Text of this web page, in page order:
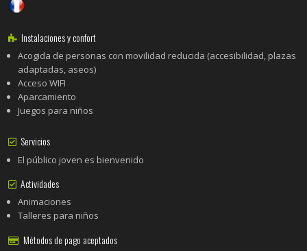
Instalaciones y confort
Acogida de personas con movilidad reducida (accesibilidad, plazas
adaptadas, aseos)
Acceso WIFI
Aparcamiento
Juegos para niños
Servicios
El público joven es bienvenido
Actividades
Animaciones
Talleres para niños
Métodos de pago aceptados